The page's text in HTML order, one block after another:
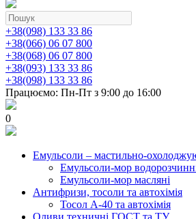
+38(098) 133 33 86
+38(066) 06 07 800
+38(068) 06 07 800
+38(093) 133 33 86
+38(098) 133 33 86
Працюємо: Пн-Пт з 9:00 до 16:00
0
Емульсоли – мастильно-
Емульсоли-мор
Емульсоли-мор масляні
Антифризи, тосоли та автохімія
Тосол А-40 та автохімія
Оливи техничні ГОСТ та ТУ